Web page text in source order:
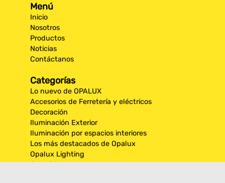
Menú
Inicio
Nosotros
Productos
Noticias
Contáctanos
Categorías
Lo nuevo de OPALUX
Accesorios de Ferretería y eléctricos
Decoración
Iluminación Exterior
Iluminación por espacios interiores
Los más destacados de Opalux
Opalux Lighting
Seguridad